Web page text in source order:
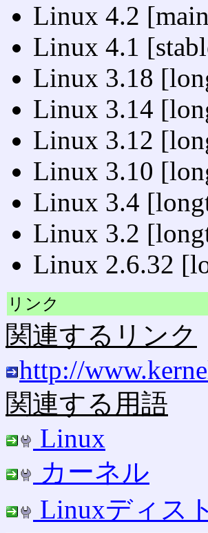
Linux 4.2
Linux 4.1
Linux 3.18
Linux 3.14
Linux 3.12
Linux 3.10
Linux 3.4
Linux 3.2
Linux 2.6.32
リンク
関連するリンク
http://
関連する用語
Linux
カーネル
Linuxディス